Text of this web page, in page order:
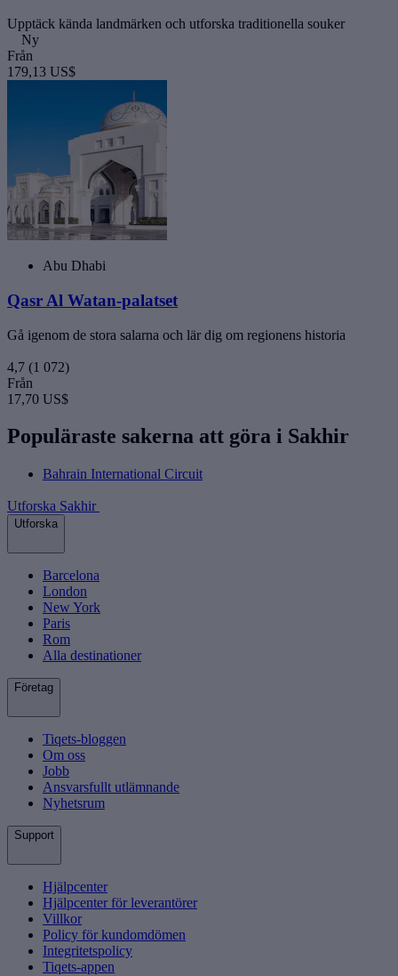
Upptäck kända landmärken och utforska traditionella souker
Ny
Från
179,13 US$
Abu Dhabi
Qasr Al Watan-palatset
Gå igenom de stora salarna och lär dig om regionens historia
4,7 (1 072)
Från
17,70 US$
Populäraste sakerna att göra i Sakhir
Bahrain International Circuit
Utforska Sakhir
Utforska
Barcelona
London
New York
Paris
Rom
Alla destinationer
Företag
Tiqets-bloggen
Om oss
Jobb
Ansvarsfullt utlämnande
Nyhetsrum
Support
Hjälpcenter
Hjälpcenter för leverantörer
Villkor
Policy för kundomdömen
Integritetspolicy
Tiqets-appen